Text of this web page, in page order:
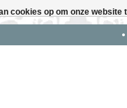
cookies op om onze